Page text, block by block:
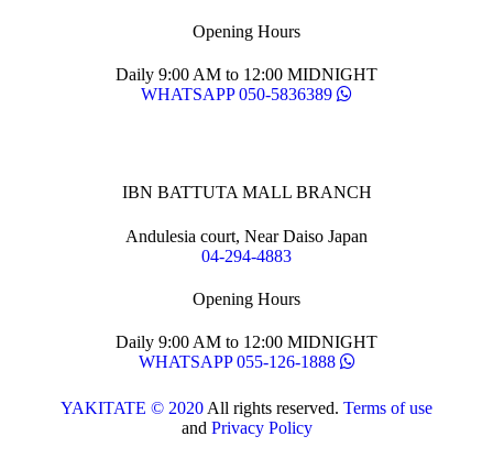
Opening Hours
Daily 9:00 AM to 12:00 MIDNIGHT
WHATSAPP 050-5836389
IBN BATTUTA MALL BRANCH
Andulesia court, Near Daiso Japan
04-294-4883
Opening Hours
Daily 9:00 AM to 12:00 MIDNIGHT
WHATSAPP 055-126-1888
YAKITATE © 2020 All rights reserved. Terms of use
and Privacy Policy